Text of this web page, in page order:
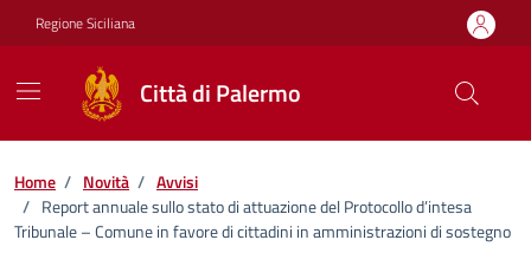
Vai ai contenuti
Vai al footer
Regione Siciliana
Città di Palermo
Home / Novità / Avvisi
/ Report annuale sullo stato di attuazione del Protocollo d’intesa
Tribunale – Comune in favore di cittadini in amministrazioni di sostegno